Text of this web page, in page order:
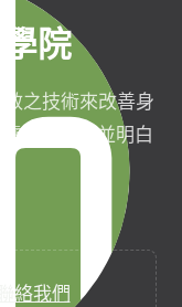
院
之技術來改善身
性生活，並明白
聯絡我們